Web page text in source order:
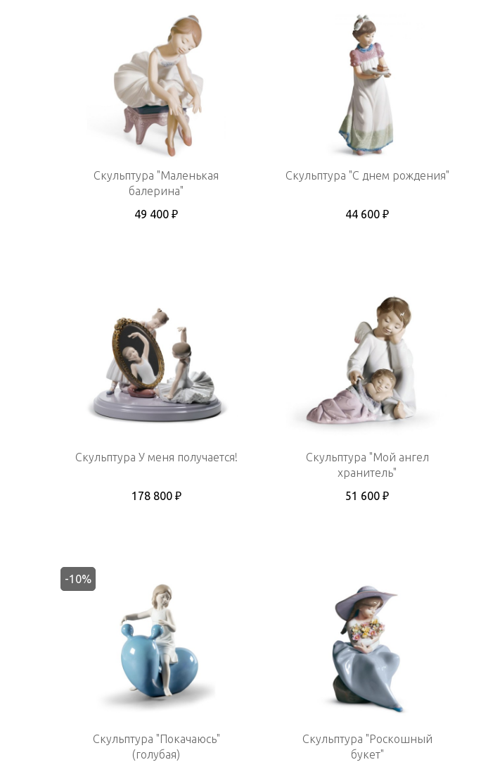
Скульптура "Маленькая
балерина"
49 400 ₽
Скульптура "С днем рождения"
44 600 ₽
Скульптура У меня получается!
178 800 ₽
Скульптура "Мой ангел
хранитель"
51 600 ₽
-10%
Скульптура "Покачаюсь"
(голубая)
Скульптура "Роскошный
букет"